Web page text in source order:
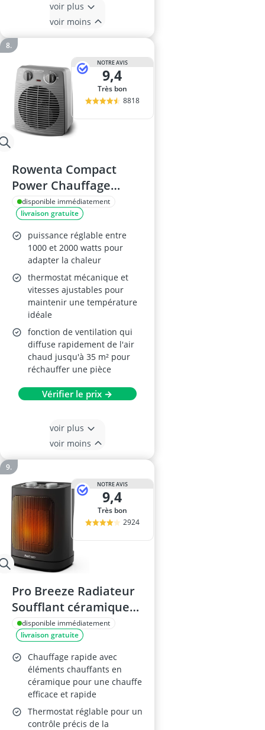
voir plus
voir moins
NOTRE AVIS
9,4
Très bon
8818
Rowenta Compact
Power Chauffage
soufflant, SO2212F0
disponible immédiatement
livraison gratuite
puissance réglable entre
1000 et 2000 watts pour
adapter la chaleur
thermostat mécanique et
vitesses ajustables pour
maintenir une température
idéale
fonction de ventilation qui
diffuse rapidement de l'air
chaud jusqu'à 35 m² pour
réchauffer une pièce
Vérifier le prix →
voir plus
voir moins
NOTRE AVIS
9,4
Très bon
2924
Pro Breeze Radiateur
Soufflant céramique
1800W
disponible immédiatement
livraison gratuite
Chauffage rapide avec
éléments chauffants en
céramique pour une chauffe
efficace et rapide
Thermostat réglable pour un
contrôle précis de la